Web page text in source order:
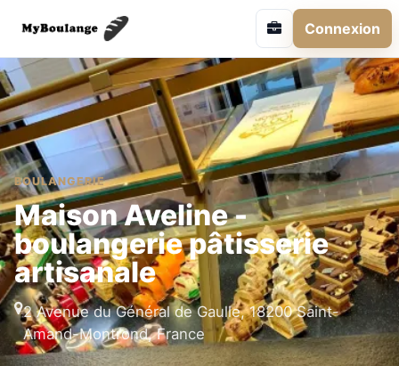
Connexion
BOULANGERIE
Maison Aveline -
boulangerie pâtisserie
artisanale
2 Avenue du Général de Gaulle, 18200 Saint-
Amand-Montrond, France